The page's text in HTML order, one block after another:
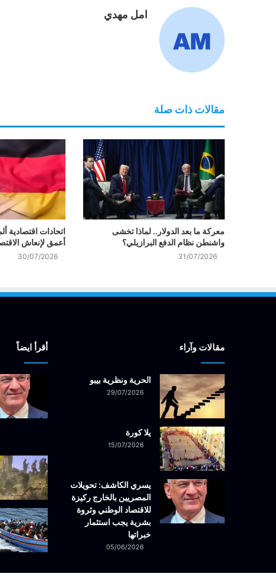
امل مهدي
مقالات ذات صلة
معركة ما بعد الدولار.. لماذا تخشى
واشنطن نظام الدفع البرازيلي؟
31/07/2026
اتحادات اقتصادية
أعمق لإنعاش
30/07/2026
مقالات وآراء
الحرية ونظرية بيبو
29/07/2026
يلا كورة
15/07/2026
يسري الكاشف: تحويلات
المصريين بالخارج ركيزة
للاقتصاد الوطني وثروة
بشرية يجب استثمار
خبراتها
05/06/2026
أقرأ ايضاً